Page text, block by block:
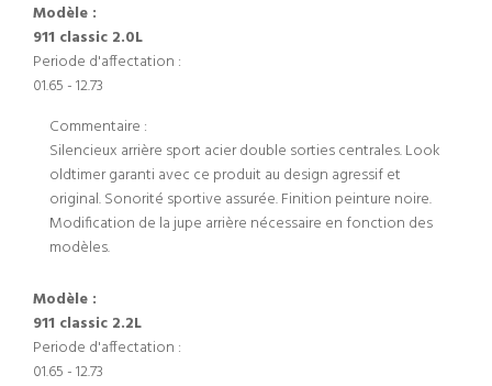
Modèle :
911 classic 2.0L
Periode d'affectation :
01.65 - 12.73
Commentaire :
Silencieux arrière sport acier double sorties centrales. Look
oldtimer garanti avec ce produit au design agressif et
original. Sonorité sportive assurée. Finition peinture noire.
Modification de la jupe arrière nécessaire en fonction des
modèles.
Modèle :
911 classic 2.2L
Periode d'affectation :
01.65 - 12.73